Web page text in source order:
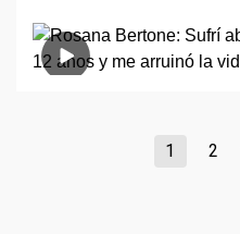
1 2